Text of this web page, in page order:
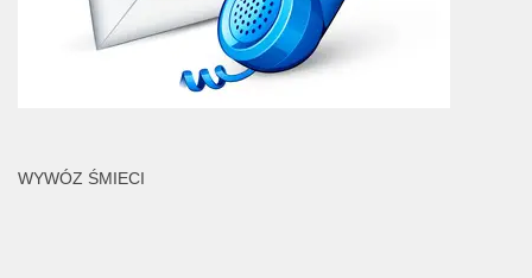
WYWÓZ ŚMIECI